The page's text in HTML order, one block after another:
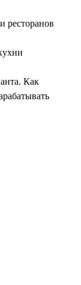
ресторанов
Как